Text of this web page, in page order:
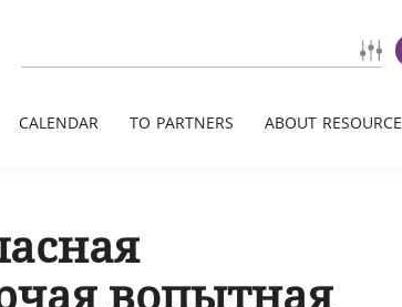
CALENDAR TO PARTNERS ABOUT RESOURCE
вопытная